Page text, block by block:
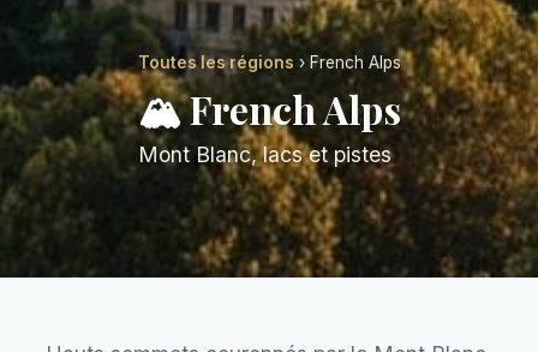
Toutes les régions › French Alps
🏔️ French Alps
Mont Blanc, lacs et pistes